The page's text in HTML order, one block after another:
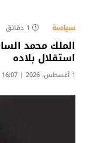
سياسة 1 دقائق
الملك محمد
استقلال بلاده
1 أغسطس، 2026 | 16:07